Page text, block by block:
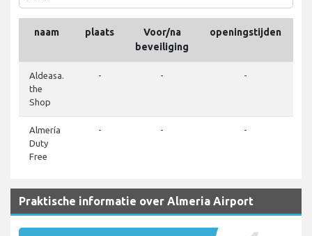
naam plaats
Voor/na
beveiliging
openingstijden
Aldeasa.
the
Shop
- - -
Almería
Duty
Free
- - -
Praktische informatie over Almeria Airport